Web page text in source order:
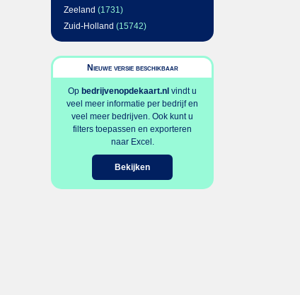
Zeeland (1731)
Zuid-Holland (15742)
Nieuwe versie beschikbaar
Op bedrijvenopdekaart.nl vindt u
veel meer informatie per bedrijf en
veel meer bedrijven. Ook kunt u
filters toepassen en exporteren
naar Excel.
Bekijken